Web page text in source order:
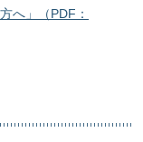
へ」（PDF：